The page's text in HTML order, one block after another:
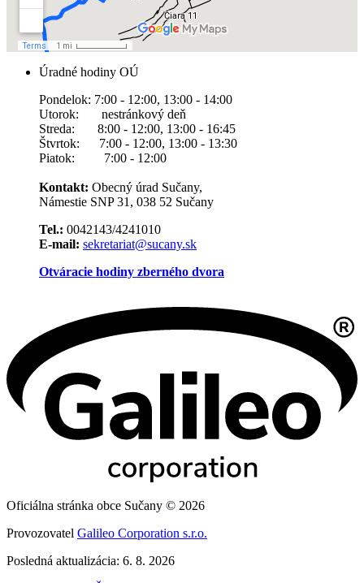
Úradné hodiny OÚ
Pondelok: 7:00 - 12:00, 13:00 - 14:00
Utorok: nestránkový deň
Streda: 8:00 - 12:00, 13:00 - 16:45
Štvrtok: 7:00 - 12:00, 13:00 - 13:30
Piatok: 7:00 - 12:00
Kontakt: Obecný úrad Sučany,
Námestie SNP 31, 038 52 Sučany
Tel.: 0042143/4241010
E-mail: sekretariat@sucany.sk
Otváracie hodiny zberného dvora
Oficiálna stránka obce Sučany © 2026
Provozovatel Galileo Corporation s.r.o.
Posledná aktualizácia: 6. 8. 2026